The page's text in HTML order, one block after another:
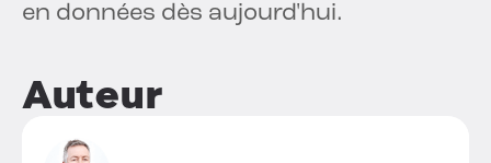
en données dès aujourd'hui.
Auteur